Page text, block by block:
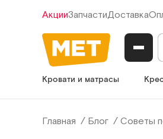
АкцииЗапчастиДоставка
Кровати и матрасы
Главная Блог Советы